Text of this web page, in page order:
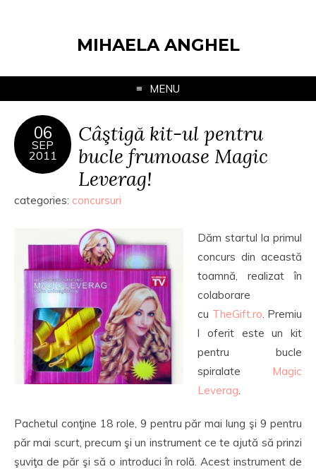
MIHAELA ANGHEL
MENU
06
SEP
2011
Câştigă kit-ul pentru
bucle frumoase Magic
Leverag!
categories: concursuri
Dăm startul la primul
concurs din această
toamnă, realizat în
colaborare
cu TheGift.ro. Premiu
l oferit este un kit
pentru bucle
spiralate Magic
Leverag.
Pachetul conţine 18 role, 9 pentru păr mai lung şi 9 pentru
păr mai scurt, precum şi un instrument ce te ajută să prinzi
şuviţa de păr şi să o introduci în rolă. Acest instrument de